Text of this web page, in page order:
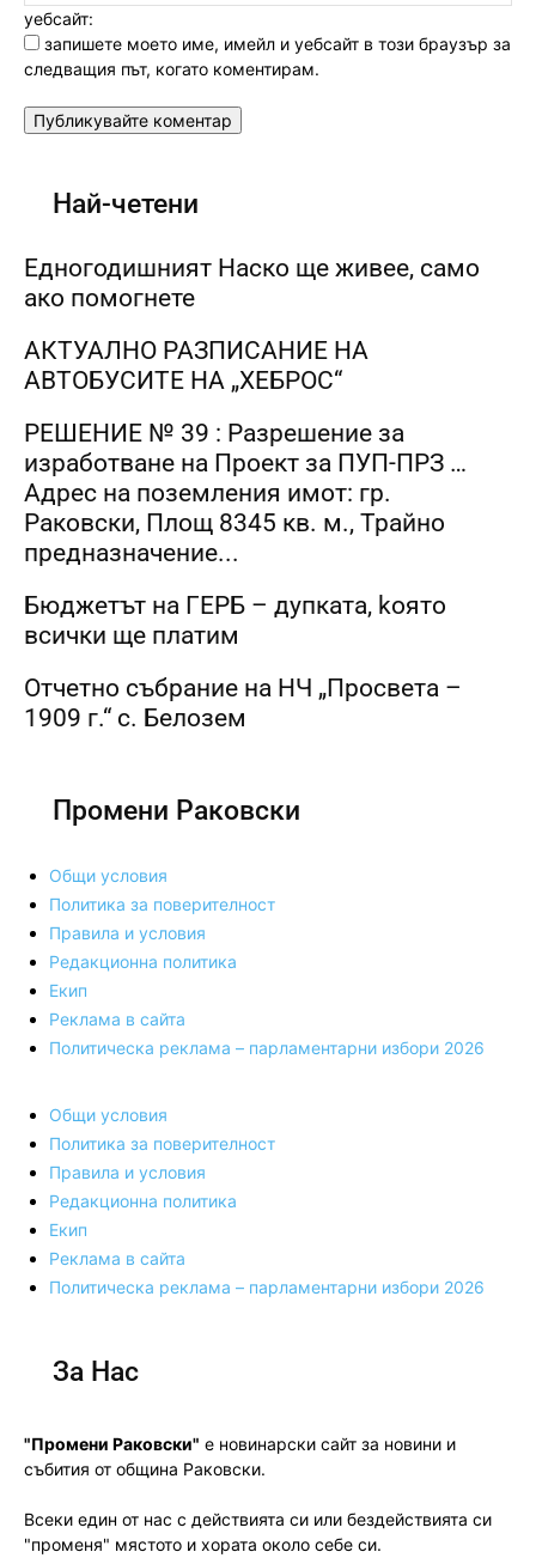
уебсайт:
запишете моето име, имейл и уебсайт в този браузър за
следващия път, когато коментирам.
Най-четени
Едногодишният Наско ще живее, само
ако помогнете
АКТУАЛНО РАЗПИСАНИЕ НА
АВТОБУСИТЕ НА „ХЕБРОС“
РЕШЕНИЕ № 39 : Разрешение за
изработване на Проект за ПУП-ПРЗ …
Адрес на поземления имот: гр.
Раковски, Площ 8345 кв. м., Трайно
предназначение...
Бюджетът на ГЕРБ – дупката, kоято
всички ще платим
Отчетно събрание на НЧ „Просвета –
1909 г.“ с. Белозем
Промени Раковски
Общи условия
Политика за поверителност
Правила и условия
Редакционна политика
Екип
Реклама в сайта
Политическа реклама – парламентарни избори 2026
Общи условия
Политика за поверителност
Правила и условия
Редакционна политика
Екип
Реклама в сайта
Политическа реклама – парламентарни избори 2026
За Нас
"Промени Раковски" е новинарски сайт за новини и
събития от община Раковски.
Всеки един от нас с действията си или бездействията си
"променя" мястото и хората около себе си.